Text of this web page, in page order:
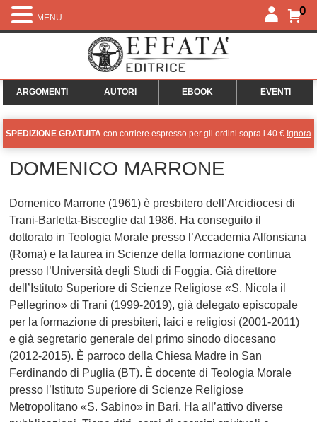
0
ARGOMENTI AUTORI EBOOK EVENTI
SPEDIZIONE GRATUITA con corriere espresso per gli ordini sopra i 40 € Ignora
DOMENICO MARRONE
Domenico Marrone (1961) è presbitero dell’Arcidiocesi di
Trani-Barletta-Bisceglie dal 1986. Ha conseguito il
dottorato in Teologia Morale presso l’Accademia Alfonsiana
(Roma) e la laurea in Scienze della formazione continua
presso l’Università degli Studi di Foggia. Già direttore
dell’Istituto Superiore di Scienze Religiose «S. Nicola il
Pellegrino» di Trani (1999-2019), già delegato episcopale
per la formazione di presbiteri, laici e religiosi (2001-2011)
e già segretario generale del primo sinodo diocesano
(2012-2015). È parroco della Chiesa Madre in San
Ferdinando di Puglia (BT). È docente di Teologia Morale
presso l’Istituto Superiore di Scienze Religiose
Metropolitano «S. Sabino» in Bari. Ha all’attivo diverse
MENU